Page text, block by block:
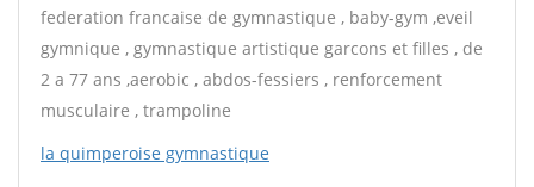
federation francaise de gymnastique , baby-gym ,eveil
gymnique , gymnastique artistique garcons et filles , de
2 a 77 ans ,aerobic , abdos-fessiers , renforcement
musculaire , trampoline
la quimperoise gymnastique